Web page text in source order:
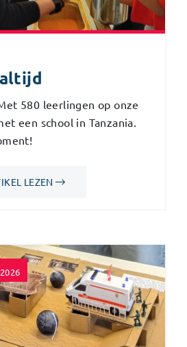
580 leerlingen op onze
een school in Tanzania.
LEZEN